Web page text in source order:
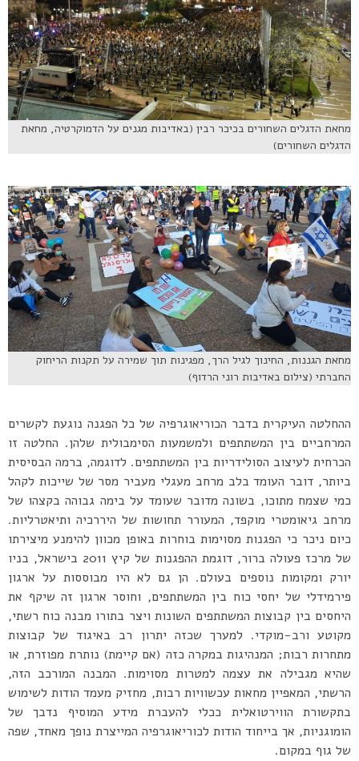
מחאת הדגלים השחורים בכיכר רבין (באדיבות מגנים על הדמוקרטיה, מחאת
הדגלים השחורים)
מחאת הגננות, החינוך לגיל הרך, מפגינות תוך שמירה על תקנות הריחוק
החברתי (צילום באדיבות רוני הרדוף)
ההחלטה העיקרית בדבר הכוריאוגרפיה של כל הפגנה נוגעת לקשרים
המרחביים בין המשתתפים ולמשמעות הסימבולית שלהן. החלטה זו
הכרחית לעיצוב הסולידריות בין המשתתפים. לדוגמה, ברמה הבסיסית
ביותר, דובר העומד בלב מרחב מעגלי מעביר מסר של שייכות לקהל
כמי שצמח מתוכו, בשונה מדובר שעומד על בימה גבוהה בקצהו של
מרחב גיאומטרי מוקפד, המעורר תחושות של היררכיה ותיאטרליות.
כיום ניכר כי הפגנות מסוימות בוחרות באופן מכוון להימנע מיצירתו
של מרכז פעולה ברור, דוגמת ההפגנות של קיץ 2011 בישראל, בניו
יורק ומקומות נוספים בעולם. הן גם לא היו מבוססות על ארגון
פירמידלי של יחסי כוח בין המשתתפים, וחוסר ארגון זה שיקף את
היחסים בין קבוצות המשתתפים השונות ויצר בתורו מבנה כוח רשתי,
מקוטע ורב-מוקדי. למערך שכזה יתרון רב באיגוד של קבוצות
מתחרות רבות; המנהיגות במקרה כזה (אם קיימת) נותרת מפוזרת, או
שהיא מגבילה את עצמה למטרות מסוימות. המבנה המורכב הזה,
הרשתי, המאפיין מחאות עכשוויות רבות, מחזיק מעמד הודות לשימוש
בתקשורת הווירטואלית ככלי להעברת מידע המוסיף נדבך של
הומוגניות, אך בייחוד הודות לכוריאוגרפיה המייצרת נופך מאחד, שפה
של גוף במקום.